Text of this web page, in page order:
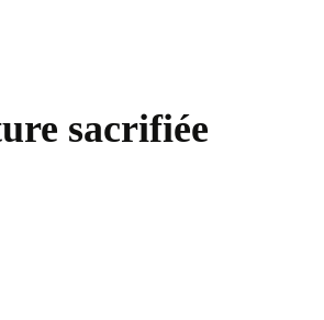
sacrifiée